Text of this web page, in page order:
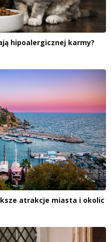
hipoalergicznej karmy?
atrakcje miasta i okolic